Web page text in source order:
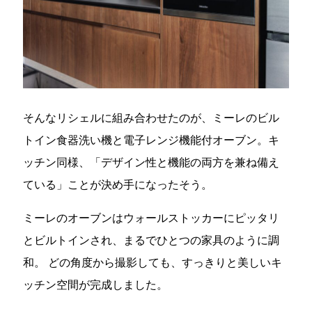
そんなリシェルに組み合わせたのが、ミーレのビル
トイン食器洗い機と電子レンジ機能付オーブン。キ
ッチン同様、「デザイン性と機能の両方を兼ね備え
ている」ことが決め手になったそう。
ミーレのオーブンはウォールストッカーにピッタリ
とビルトインされ、まるでひとつの家具のように調
和。 どの角度から撮影しても、すっきりと美しいキ
ッチン空間が完成しました。